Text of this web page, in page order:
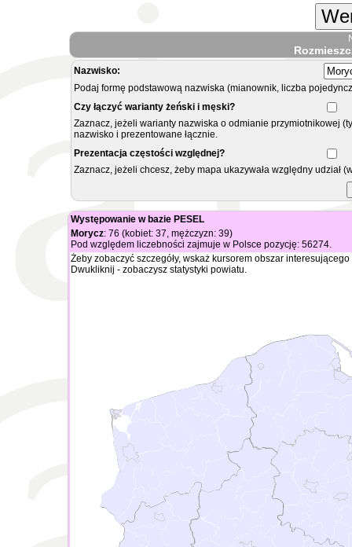
Nazwisko:
Podaj formę podstawową nazwiska (mianownik, liczba
Czy łączyć warianty żeński i męski?
Zaznacz, jeżeli warianty nazwiska o odmianie przymiotnikowej
nazwisko i prezentowane łącznie.
Prezentacja częstości względnej?
Zaznacz, jeżeli chcesz, żeby mapa ukazywała względny
Występowanie w bazie PESEL
Morycz: 76 (kobiet: 37, mężczyzn: 39)
Pod względem liczebności zajmuje w Polsce pozycję: 56274.
Żeby zobaczyć szczegóły, wskaż kursorem obszar
Dwukliknij - zobaczysz statystyki powiatu.